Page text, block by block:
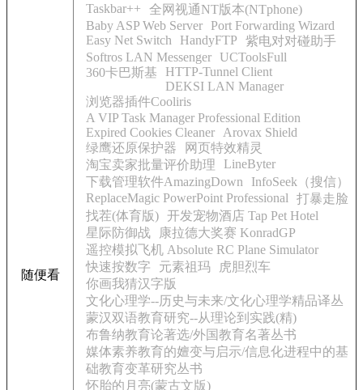
随便看
Taskbar++
全网视通NT版本(NTphone)
Baby ASP Web Server
Port Forwarding Wizard
Easy Net Switch
HandyFTP
紫电对对碰助手
Softros LAN Messenger UCToolsFull
360卡巴斯基
HTTP-Tunnel Client
DEKSI LAN Manager
浏览器插件Cooliris
A VIP Task Manager Professional Edition
Expired Cookies Cleaner
Arovax Shield
绿鹰还原保护器
网页特效精灵
淘宝卖家批量评价助理
LineByter
下载管理软件AmazingDown
InfoSeek（搜信）
ReplaceMagic PowerPoint Professional
打暴走脸
找茬(体育版)
开发宠物酒店 Tap Pet Hotel
星际防御战
康拉德大奖赛 KonradGP
遥控模拟飞机 Absolute RC Plane Simulator
快速按数字
元素祖玛
虎胆烈车
你画我猜汉字版
文化心理学--历史与未来/文化心理学精品译丛
蒙汉双语教育研究--从理论到实践(精)
布鲁纳教育论著选/外国教育名著丛书
媒体素养教育的嬗变与启示/信息化进程中的基
础教育变革研究丛书
怀胎的月亮(蒙古文版)